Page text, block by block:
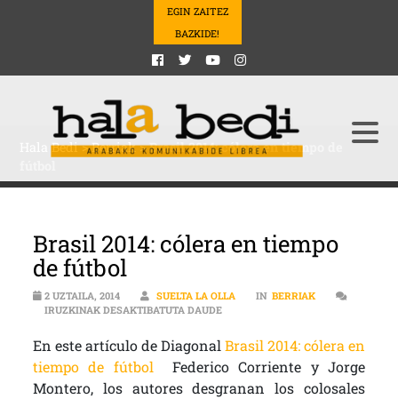
EGIN ZAITEZ
BAZKIDE!
Hala Bedi>Berriak>Brasil 2014: cólera en tiempo de
Brasil 2014: cólera en tiempo
de fútbol
2 UZTAILA, 2014 SUELTA LA OLLA IN BERRIAK
IRUZKINAK DESAKTIBATUTA DAUDEBRASIL 2014: CÓLERA EN TIEMPO
En este artículo de DiagonalBrasil 2014: cólera en
tiempo de fútbol Federico Corriente y Jorge
Montero, los autores desgranan los colosales